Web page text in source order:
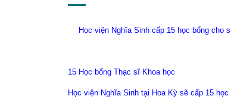
Học viện Nghĩa Sinh cấp 15 học bổng
15 Học bổng Thạc sĩ Khoa học
Học viện Nghĩa Sinh tại Hoa Kỳ sẽ cấp 15